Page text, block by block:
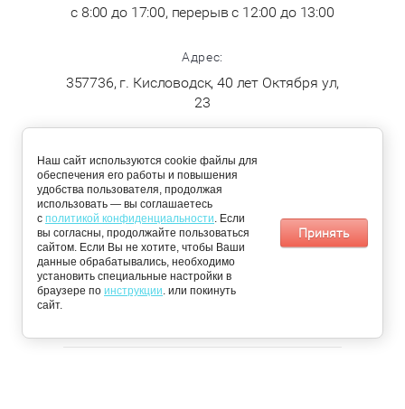
📩 Получить персональное предложение
с 8:00 до 17:00, перерыв с 12:00 до 13:00
Адрес:
357736, г. Кисловодск, 40 лет Октября ул,
23
По Кисловодску:
понедельник,
среда, четверг
Железноводск,
Ессентуки и
Минеральные
воды: вторник и
пятница
Наш сайт используются cookie файлы для
обеспечения его работы и повышения
удобства пользователя, продолжая
использовать — вы соглашаетесь
с политикой конфиденциальности. Если
вы согласны, продолжайте пользоваться
сайтом. Если Вы не хотите, чтобы Ваши
данные обрабатывались, необходимо
установить специальные настройки в
браузере по инструкции. или покинуть
сайт.
Принять